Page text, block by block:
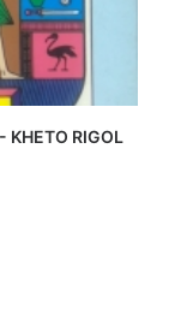
KHETO RIGOL